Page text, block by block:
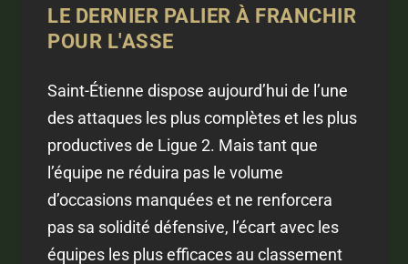
LE DERNIER PALIER À FRANCHIR
POUR L'ASSE
Saint-Étienne dispose aujourd’hui de l’une
des attaques les plus complètes et les plus
productives de Ligue 2. Mais tant que
l’équipe ne réduira pas le volume
d’occasions manquées et ne renforcera
pas sa solidité défensive, l’écart avec les
équipes les plus efficaces au classement